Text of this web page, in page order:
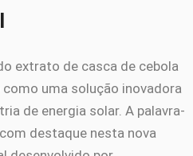
extrato de casca de cebola
uma solução inovadora
de energia solar. A palavra-
destaque nesta nova